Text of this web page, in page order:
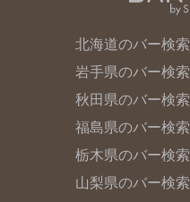
北海道のバー検索
岩手県のバー検索
秋田県のバー検索
福島県のバー検索
栃木県のバー検索
山梨県のバー検索